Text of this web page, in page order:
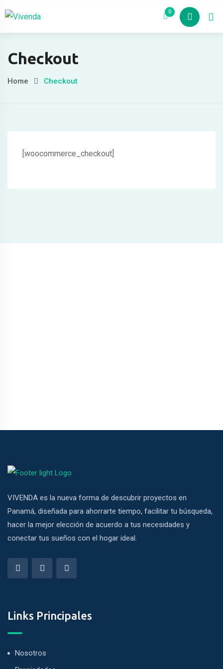
Nosotros
0
Checkout
Home Checkout
[woocommerce_checkout]
VIVENDA es la nueva forma de descubrir proyectos en
Panamá, diseñada para ahorrarte tiempo, facilitar tu búsqueda,
hacer la mejor elección de acuerdo a tus necesidades y
conectar tus sueños con el hogar ideal.
Links Principales
Nosotros